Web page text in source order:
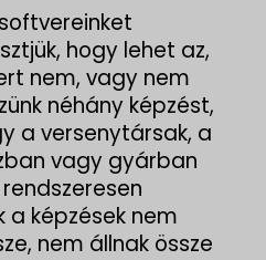
hogy lehet az,
nem, vagy nem
néhány képzést,
a versenytársak, a
vagy gyárban
a képzések nem
nem állnak össze